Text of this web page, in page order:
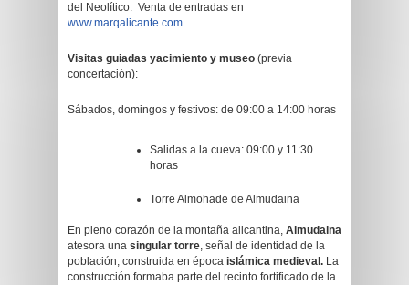
del Neolítico. Venta de entradas en
www.marqalicante.com
Visitas guiadas yacimiento y museo (previa
concertación):
Sábados, domingos y festivos: de 09:00 a 14:00 horas
Salidas a la cueva: 09:00 y 11:30
horas
Torre Almohade de Almudaina
En pleno corazón de la montaña alicantina, Almudaina
atesora una singular torre, señal de identidad de la
población, construida en época islámica medieval. La
construcción formaba parte del recinto fortificado de la